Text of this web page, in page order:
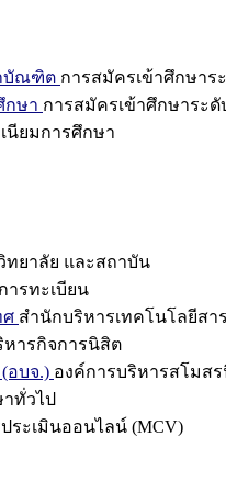
บัณฑิต การสมัครเข้าศึกษา
กษา การสมัครเข้าศึกษาระ
นียมการศึกษา
ยาลัย และสถาบัน
ารทะเบียน
ศ สำนักบริหารเทคโนโลยีสา
หารกิจการนิสิต
อบจ.) องค์การบริหารสโมส
ทั่วไป
ระเมินออนไลน์ (MCV)